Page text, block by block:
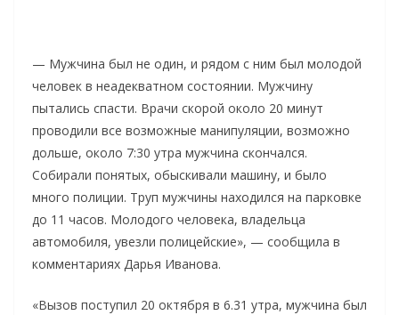
— Мужчина был не один, и рядом с ним был молодой
человек в неадекватном состоянии. Мужчину
пытались спасти. Врачи скорой около 20 минут
проводили все возможные манипуляции, возможно
дольше, около 7:30 утра мужчина скончался.
Собирали понятых, обыскивали машину, и было
много полиции. Труп мужчины находился на парковке
до 11 часов. Молодого человека, владельца
автомобиля, увезли полицейские», — сообщила в
комментариях Дарья Иванова.
«Вызов поступил 20 октября в 6.31 утра, мужчина был